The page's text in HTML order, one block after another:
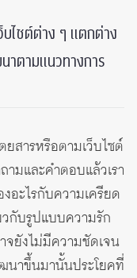
บไซต์ต่าง ๆ แตกต่าง
าตามแนวทางการ
สารหรือตามเว็บไซต์
ามและคำตอบแล้วเรา
อะไรกับความเครียด
กับรูปแบบความรัก
จยังไม่มีความชัดเจน
าขึ้นมานั้นประโยคที่